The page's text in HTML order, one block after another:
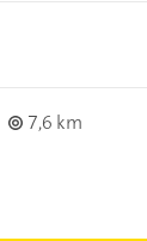
7,6 km